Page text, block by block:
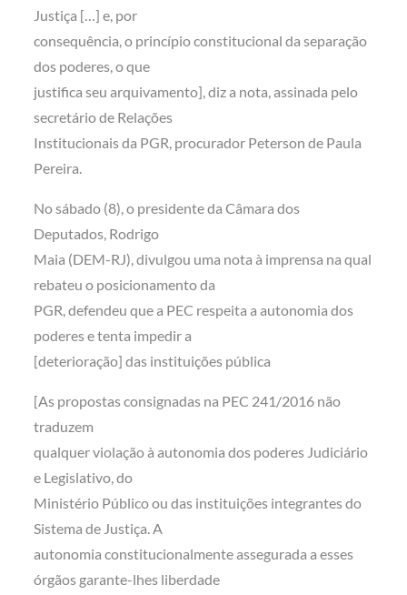
Justiça […] e, por
consequência, o princípio constitucional da separação
dos poderes, o que
justifica seu arquivamento], diz a nota, assinada pelo
secretário de Relações
Institucionais da PGR, procurador Peterson de Paula
Pereira.
No sábado (8), o presidente da Câmara dos
Deputados, Rodrigo
Maia (DEM-RJ), divulgou uma nota à imprensa na qual
rebateu o posicionamento da
PGR, defendeu que a PEC respeita a autonomia dos
poderes e tenta impedir a
[deterioração] das instituições pública
[As propostas consignadas na PEC 241/2016 não
traduzem
qualquer violação à autonomia dos poderes Judiciário
e Legislativo, do
Ministério Público ou das instituições integrantes do
Sistema de Justiça. A
autonomia constitucionalmente assegurada a esses
órgãos garante-lhes liberdade